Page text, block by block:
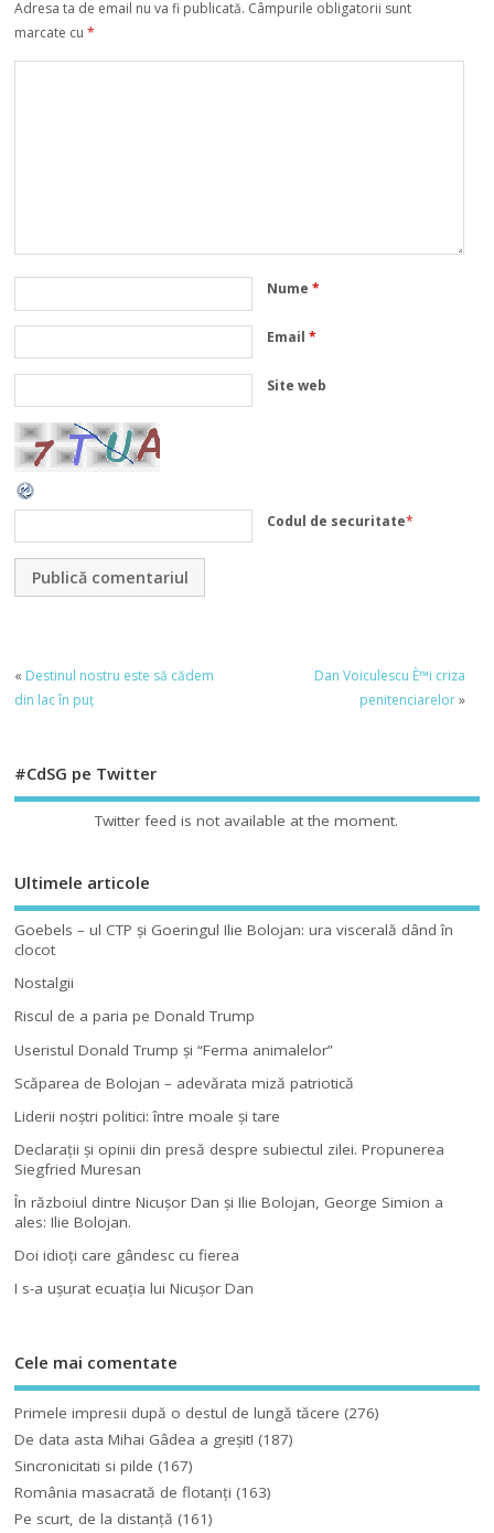
Adresa ta de email nu va fi publicată. Câmpurile obligatorii sunt
marcate cu*
Nume*
Email*
Site web
Codul de securitate*
« Destinul nostru este să cădem
din lac în puț
Dan Voiculescu È™i criza
penitenciarelor»
#CdSG pe Twitter
Twitter feed is not available at the moment.
Ultimele articole
Goebels – ul CTP şi Goeringul Ilie Bolojan: ura viscerală dând în
clocot
Nostalgii
Riscul de a paria pe Donald Trump
Useristul Donald Trump şi “Ferma animalelor”
Scăparea de Bolojan – adevărata miză patriotică
Liderii noştri politici: între moale şi tare
Declaraţii şi opinii din presă despre subiectul zilei. Propunerea
Siegfried Muresan
În războiul dintre Nicuşor Dan şi Ilie Bolojan, George Simion a
ales: Ilie Bolojan.
Doi idioţi care gândesc cu fierea
I s-a uşurat ecuaţia lui Nicuşor Dan
Cele mai comentate
Primele impresii după o destul de lungă tăcere (276)
De data asta Mihai Gâdea a greşit! (187)
Sincronicitati si pilde (167)
România masacrată de flotanţi (163)
Pe scurt, de la distanță (161)